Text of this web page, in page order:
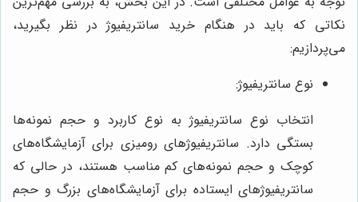
نکاتی که باید در هنگام خرید سانتریفیوژ در نظر بگیرید،
می‌پردازیم:
نوع سانتریفیوژ:
انتخاب نوع سانتریفیوژ به نوع کاربرد و حجم نمونه‌ها
بستگی دارد. سانتریفیوژهای رومیزی برای آزمایشگاه‌های
کوچک و حجم نمونه‌های کم مناسب هستند، در حالی که
سانتریفیوژهای ایستاده برای آزمایشگاه‌های بزرگ و حجم